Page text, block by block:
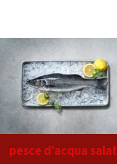
pesce d’acqua